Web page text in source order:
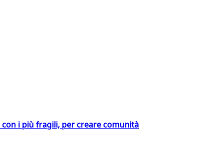
con i più fragili, per creare comunità